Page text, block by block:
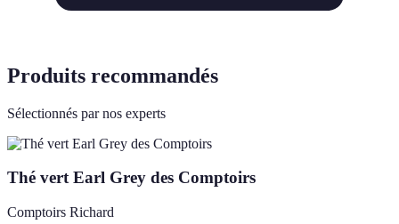
Produits recommandés
Sélectionnés par nos experts
Thé vert Earl Grey des Comptoirs
Comptoirs Richard